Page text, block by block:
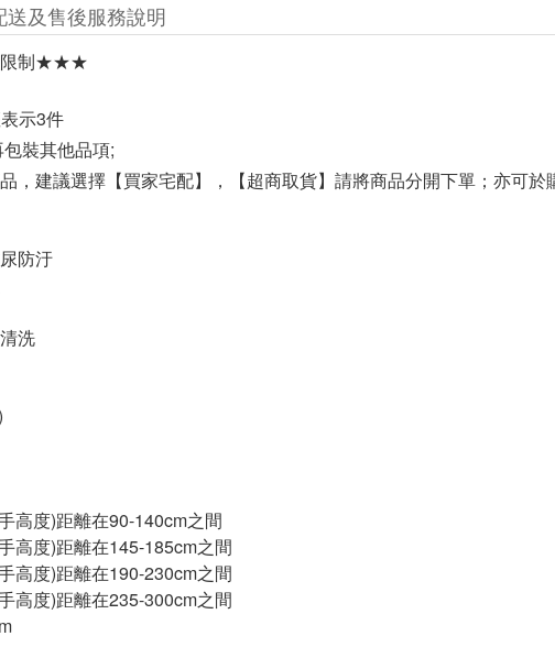
送及售後服務說明
限制★★★
示3件
裝其他品項;
，建議選擇【買家宅配】，【超商取貨】請將商品分開下單；亦可於
防汙
洗
高度)距離在90-140cm之間
高度)距離在145-185cm之間
高度)距離在190-230cm之間
高度)距離在235-300cm之間